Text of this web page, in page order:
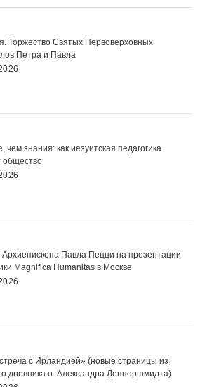
Торжество Святых Первоверховных
Петра и Павла
чем знания: как иезуитская педагогика
общество
Архиепископа Павла Пецци на презентации
Magnifica Нumanitas в Москве
с Ирландией» (новые страницы из
дневника о. Александра Деппершмидта)